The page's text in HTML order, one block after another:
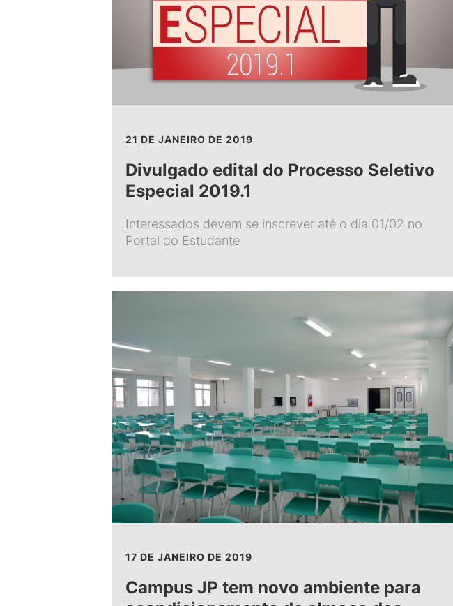
21 DE JANEIRO DE 2019
Divulgado edital do Processo Seletivo
Especial 2019.1
Interessados devem se inscrever até o dia 01/02 no
Portal do Estudante
17 DE JANEIRO DE 2019
Campus JP tem novo ambiente para